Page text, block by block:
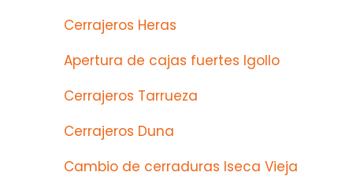
Cerrajeros Heras
Apertura de cajas fuertes Igollo
Cerrajeros Tarrueza
Cerrajeros Duna
Cambio de cerraduras Iseca Vieja